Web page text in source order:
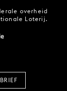
overheid
Loterij.